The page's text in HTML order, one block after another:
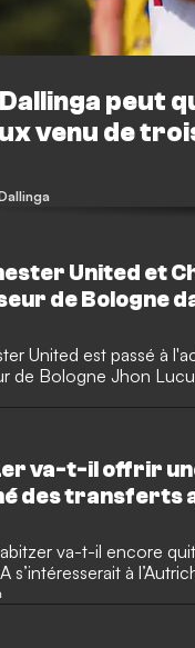
peut
venu de
United et
de Bologne
United est passé à
de Bologne Jhon
de son effectif.
de son contrat.
va-t-il offrir
des transferts
va-t-il encore
s’intéresserait à